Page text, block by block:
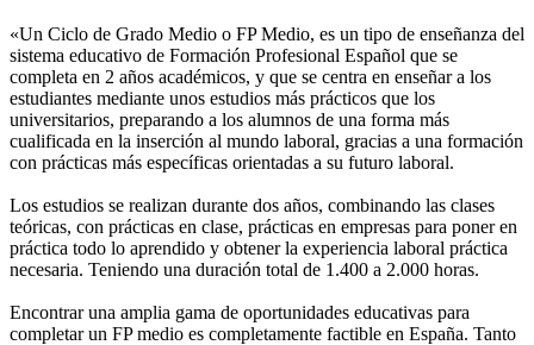
«Un Ciclo de Grado Medio o FP Medio, es un tipo de enseñanza del
sistema educativo de Formación Profesional Español que se
completa en 2 años académicos, y que se centra en enseñar a los
estudiantes mediante unos estudios más prácticos que los
universitarios, preparando a los alumnos de una forma más
cualificada en la inserción al mundo laboral, gracias a una formación
con prácticas más específicas orientadas a su futuro laboral.
Los estudios se realizan durante dos años, combinando las clases
teóricas, con prácticas en clase, prácticas en empresas para poner en
práctica todo lo aprendido y obtener la experiencia laboral práctica
necesaria. Teniendo una duración total de 1.400 a 2.000 horas.
Encontrar una amplia gama de oportunidades educativas para
completar un FP medio es completamente factible en España. Tanto